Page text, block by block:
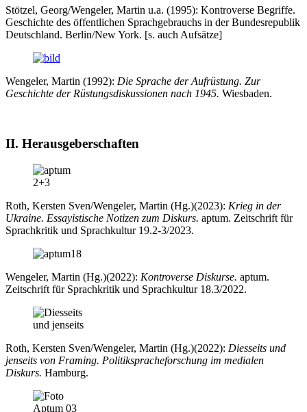
Stötzel, Georg/Wengeler, Martin u.a. (1995): Kontroverse Begriffe.
Geschichte des öffentlichen Sprach­ge­brauchs in der Bundesrepublik
Deutschland. Berlin/New York. [s. auch Aufsätze]
Wengeler, Martin (1992): Die Sprache der Aufrüstung. Zur
Geschichte der Rüstungsdiskussionen nach 1945. Wiesbaden.
II. Herausgeberschaften
Roth, Kersten Sven/Wengeler, Martin (Hg.)(2023): Krieg in der
Ukraine. Essayistische Notizen zum Diskurs. aptum. Zeitschrift für
Sprachkritik und Sprachkultur 19.2-3/2023.
Wengeler, Martin (Hg.)(2022): Kontroverse Diskurse. aptum.
Zeitschrift für Sprachkritik und Sprachkultur 18.3/2022.
Roth, Kersten Sven/Wengeler, Martin (Hg.)(2022): Diesseits und
jenseits von Framing. Politikspracheforschung im medialen
Diskurs. Hamburg.